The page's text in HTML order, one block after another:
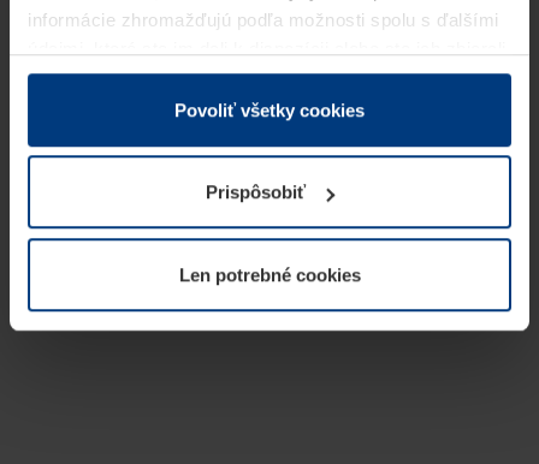
informácie zhromažďujú podľa možnosti spolu s ďalšími
v rámci Vášho využívania služieb.
Z právneho hľadiska môžeme cookies ukladať na Vašom
prevádzku tejto stránky. Pre všetky ostatné typy cookie
potrebujeme Vaše povolenie. Vaše povolenie môžete
kedykoľvek zmeniť alebo odvolať vo vysvetlení cookie
našej webovej stránky.
Povoliť všetky cookies
Prispôsobiť
Len potrebné cookies